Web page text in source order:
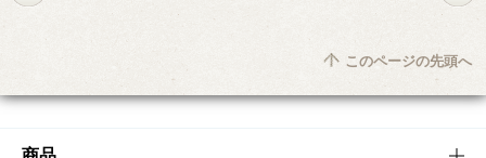
このページの先頭へ